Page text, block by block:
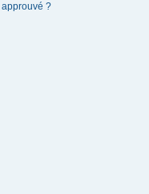
approuvé ?